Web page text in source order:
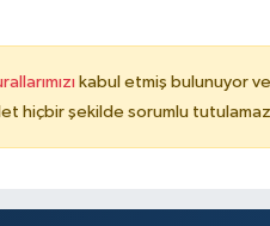
kabul etmiş bulunuyor
hiçbir şekilde sorumlu